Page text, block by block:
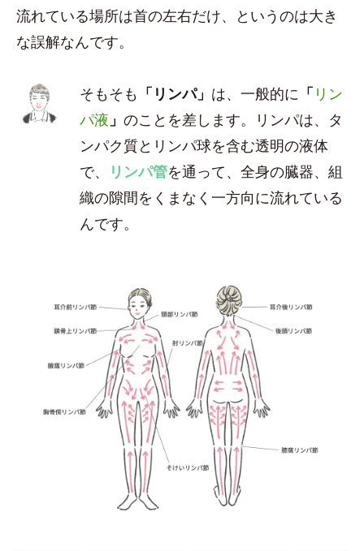
流れている場所は首の左右だけ、というのは大き
な誤解なんです。
そもそも 「リンパ」 は、一般的に 「 リン
パ液 」のことを差します。リンパは、タ
ンパク質とリンパ球を含む透明の液体
で、
リンパ管を通って、全身の臓器、組
織の隙間をくまなく一方向に流れている
んです。